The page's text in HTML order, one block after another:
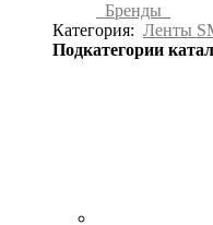
Бренды
Категория: Ленты
Подкатегории